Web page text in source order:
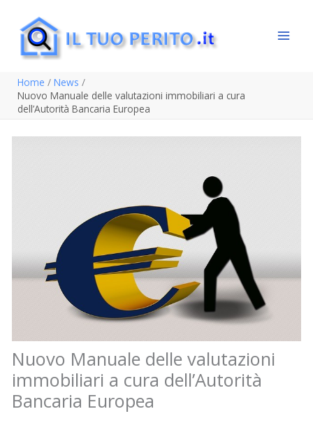
contenuto
Home
News
Nuovo Manuale delle valutazioni immobiliari a cura
dell’Autorità Bancaria Europea
Nuovo Manuale delle valutazioni
immobiliari a cura dell’Autorità
Bancaria Europea